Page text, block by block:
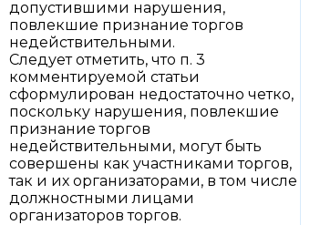
допустившими нарушения,
повлекшие признание торгов
недействительными.
Следует отметить, что п. 3
комментируемой статьи
сформулирован недостаточно четко,
поскольку нарушения, повлекшие
признание торгов
недействительными, могут быть
совершены как участниками торгов,
так и их организаторами, в том числе
должностными лицами
организаторов торгов.